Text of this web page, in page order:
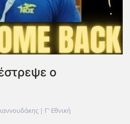
ο
| Γ' Εθνική